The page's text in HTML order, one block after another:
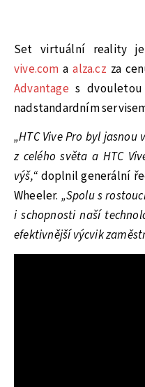
Set virtuální reality
vive.com aalza.cz za
Advantage s
nadstandardním
„HTC Vive Pro byl
z celého světa a HTC
výš,“ doplnil generální
Wheeler. „Spolu s
i schopnosti naší
efektivnější výcvik